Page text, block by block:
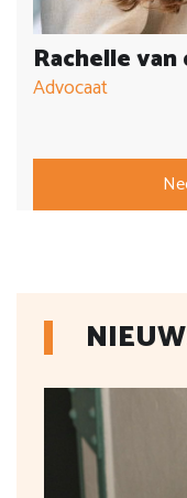
Rachelle
Advocaat